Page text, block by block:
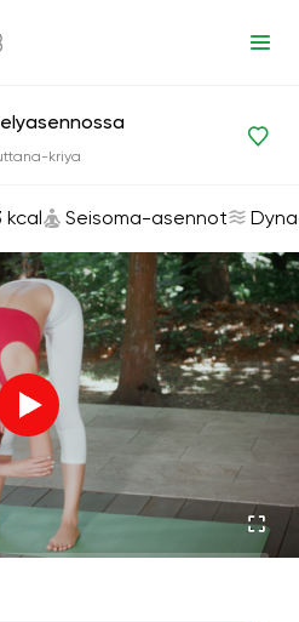
Seisoma-asennot
kriya
kcal Seisoma-asennot